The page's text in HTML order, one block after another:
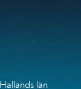
Hallands län